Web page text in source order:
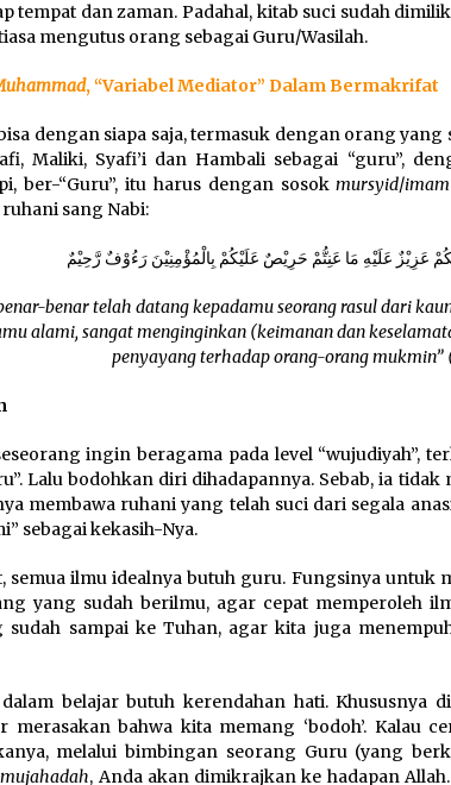
tempat dan zaman. Padahal, kitab suci sudah
mengutus orang sebagai Guru/Wasilah.
, “Variabel Mediator” Dalam Bermakrifat
dengan siapa saja, termasuk dengan orang
Maliki, Syafi’i dan Hambali sebagai “guru”,
ber-“Guru”, itu harus dengan sosokmursyid/imam
sang Nabi:
عَلَيْهِ مَا عَنِتُّمْ حَرِيْصٌ عَلَيْكُمْ بِالْمُؤْمِنِيْنَ رَءُوْفٌ رَّحِيْمٌ
benar telah datang kepadamu seorang rasul dari
alami, sangat menginginkan (keimanan dan
penyayang terhadap orang-orang mukmin”
ingin beragama pada level “wujudiyah”,
Lalu bodohkan diri dihadapannya. Sebab, ia
membawa ruhani yang telah suci dari segala
sebagai kekasih-Nya.
semua ilmu idealnya butuh guru. Fungsinya untuk
yang sudah berilmu, agar cepat memperoleh
sudah sampai ke Tuhan, agar kita juga
belajar butuh kerendahan hati. Khususnya
merasakan bahwa kita memang ‘bodoh’. Kalau
melalui bimbingan seorang Guru (yang
mujahadah, Anda akan dimikrajkan ke hadapan